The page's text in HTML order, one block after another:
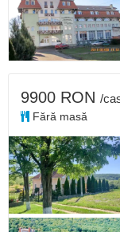
9900 RON /
Fără masă